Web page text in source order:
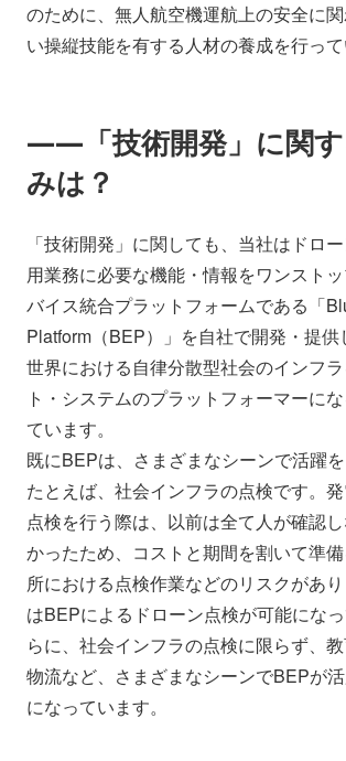
のために、無人航空機運航上の安全に
い操縦技能を有する人材の養成を行って
――「技術開発」に関
みは？
「技術開発」に関しても、当社はドロ
用業務に必要な機能・情報をワンスト
バイス統合プラットフォームである「
Platform（BEP）」を自社で開発・提供
世界における自律分散型社会のインフ
ト・システムのプラットフォーマーに
ています。
既にBEPは、さまざまなシーンで活躍を
たとえば、社会インフラの点検です。
点検を行う際は、以前は全て人が確認
かったため、コストと期間を割いて準
所における点検作業などのリスクがあ
はBEPによるドローン点検が可能にな
らに、社会インフラの点検に限らず、教
物流など、さまざまなシーンでBEPが
になっています。